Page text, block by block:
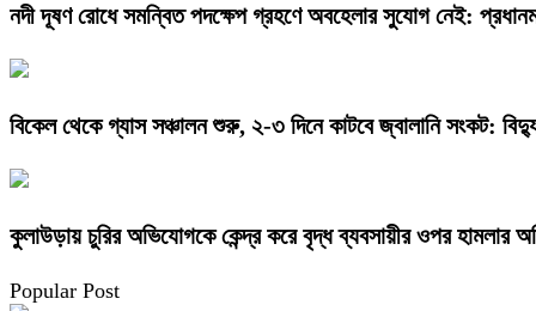
নদী দূষণ রোধে সমন্বিত পদক্ষেপ গ্রহণে অবহেলার সুযোগ নেই:
বিকেল থেকে গ্যাস সঞ্চালন শুরু, ২-৩ দিনে কাটবে জ্বালানি সংকট:
কুলাউড়ায় চুরির অভিযোগকে কেন্দ্র করে বৃদ্ধ ব্যবসায়ীর ওপর হামলার
Popular Post